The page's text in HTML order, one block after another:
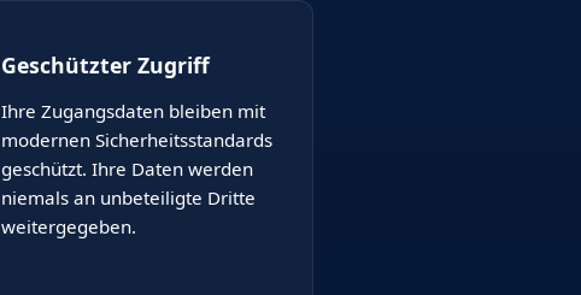
Geschützter Zugriff
Ihre Zugangsdaten bleiben mit
modernen Sicherheitsstandards
geschützt. Ihre Daten werden
niemals an unbeteiligte Dritte
weitergegeben.